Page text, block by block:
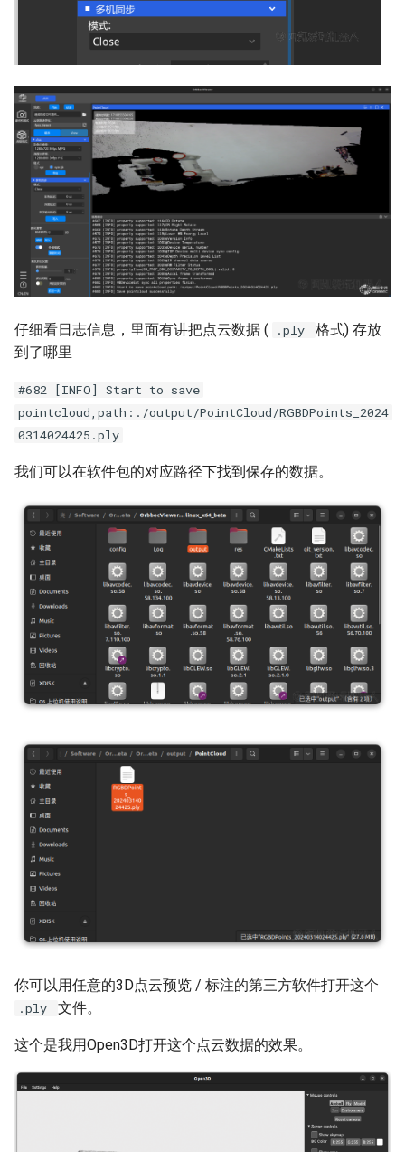
仔细看日志信息，里面有讲把点云数据 ( .ply
格式) 存放
到了哪里
#682 [INFO] Start to save
pointcloud,path:./output/PointCloud/RGBDPoints_2024
0314024425.ply
我们可以在软件包的对应路径下找到保存的数据。
你可以用任意的3D点云预览 / 标注的第三方软件打开这个
.ply 文件。
这个是我用Open3D打开这个点云数据的效果。